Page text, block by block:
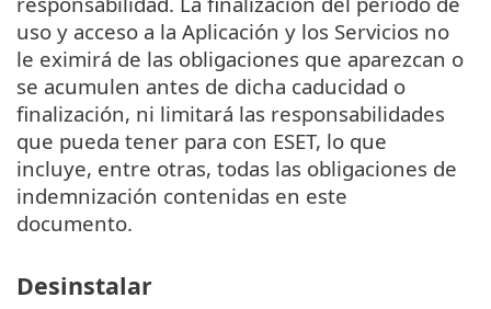
uso y acceso a la Aplicación y los Servicios no
le eximirá de las obligaciones que aparezcan o
se acumulen antes de dicha caducidad o
finalización, ni limitará las responsabilidades
que pueda tener para con ESET, lo que
incluye, entre otras, todas las obligaciones de
indemnización contenidas en este
documento.
Desinstalar